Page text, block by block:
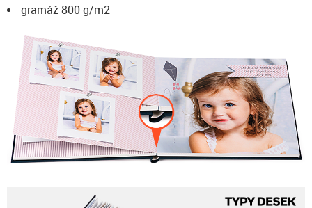
gramáž 800 g/m2